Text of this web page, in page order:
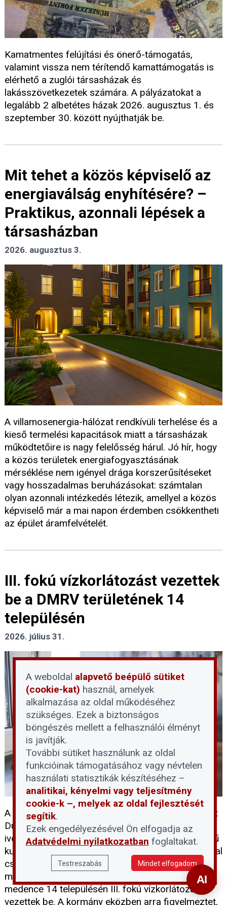
Kamatmentes felújítási és önerő-támogatás,
valamint vissza nem térítendő kamattámogatás is
elérhető a zuglói társasházak és
lakásszövetkezetek számára. A pályázatokat a
legalább 2 albetétes házak 2026. augusztus 1. és
szeptember 30. között nyújthatják be.
Mit tehet a közös képviselő az
energiaválság enyhítésére? –
Praktikus, azonnali lépések a
társasházban
2026. augusztus 3.
A villamosenergia-hálózat rendkívüli terhelése és a
kieső termelési kapacitások miatt a társasházak
működtetőire is nagy felelősség hárul. Jó hír, hogy
a közös területek energiafogyasztásának
mérséklése nem igényel drága korszerűsítéseket
vagy hosszadalmas beruházásokat: számtalan
olyan azonnali intézkedés létezik, amellyel a közös
képviselő már a mai napon érdemben csökkentheti
az épület áramfelvételét.
III. fokú vízkorlátozást vezettek
be a DMRV területének 14
településén
2026. július 31.
A tartós hőség és a történelmi mélypontra süllyedt
Duna-vízállás egyszerre terheli a térség
ivóvízellátását. A DMRV Zrt. szerint a parti szűrésű
kutak víztermelő kapacitása mintegy 30 százalékkal
csökkent, miközben a vízfogyasztás
másfélszeresére emelkedett, ezért a Pilisi-
medence 14 településén III. fokú vízkorlátozást
vezettek be. A kormány eközben arra figyelmeztet,
A weboldal alapvető beépülő sütiket
(cookie-kat) használ, amelyek
alkalmazása az oldal működéséhez
szükséges. Ezek a biztonságos
böngészés mellett a felhasználói élményt
is javítják.
További sütiket használunk az oldal
funkcióinak támogatásához vagy névtelen
használati statisztikák készítéséhez –
analitikai, kényelmi vagy teljesítmény
cookie-k –, melyek az oldal fejlesztését
segítik.
Ezek engedélyezésével Ön elfogadja az
Adatvédelmi nyilatkozatban foglaltakat.
Testreszabás Mindet elfogadom